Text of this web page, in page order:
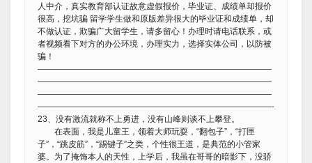
人中介，真实教育部认证故意虚假报价，毕业证、成绩单却报价
很高，挖坑骗 留学学生做和原版差异很大的毕业证和成绩单，却
不做认证，欺骗广大留学生，请多留心！办理时请电话联系，或
者视频看下对方的办公环境，办理实力，选择实体公司，以防被
骗！
————————————————————————————
————————————————————————————
————————————————————————————
————————————————————————————-
23、没有激流就称不上勇进，没有山峰则谈不上攀登。
在表面，我是儿童王，领着大师玩耍，“翻包子”，“打匣
子”，“跳皮筋”，“踢键子”之类，个性很王道，是典范的小管家
婆。为了掩饰本人的天性，上学后，我虽在哥哥的暗影下，没骄